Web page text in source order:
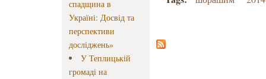
спадщина в
Україні: Досвід та
перспективи
досліджень»
У Теплицькій
громаді на